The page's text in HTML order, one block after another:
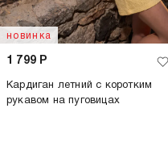
новинка
1 799 Р
Кардиган летний с коротким
рукавом на пуговицах